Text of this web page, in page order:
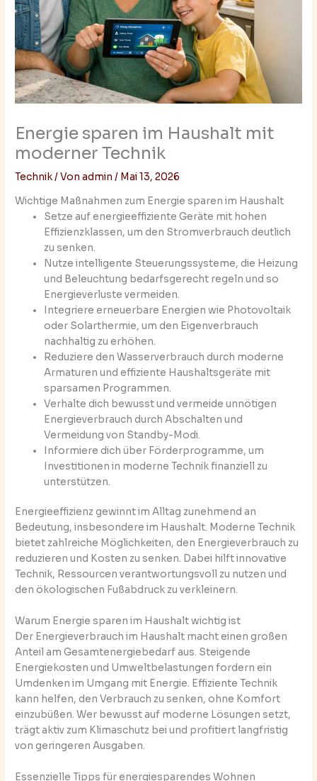
Energie sparen im Haushalt mit
moderner Technik
Technik/ Vonadmin/ Mai 13, 2026
Wichtige Maßnahmen zum Energie sparen im Haushalt
Setze auf energieeffiziente Geräte mit hohen
Effizienzklassen, um den Stromverbrauch deutlich
zu senken.
Nutze intelligente Steuerungssysteme, die Heizung
und Beleuchtung bedarfsgerecht regeln und so
Energieverluste vermeiden.
Integriere erneuerbare Energien wie Photovoltaik
oder Solarthermie, um den Eigenverbrauch
nachhaltig zu erhöhen.
Reduziere den Wasserverbrauch durch moderne
Armaturen und effiziente Haushaltsgeräte mit
sparsamen Programmen.
Verhalte dich bewusst und vermeide unnötigen
Energieverbrauch durch Abschalten und
Vermeidung von Standby-Modi.
Informiere dich über Förderprogramme, um
Investitionen in moderne Technik finanziell zu
unterstützen.
Energieeffizienz gewinnt im Alltag zunehmend an
Bedeutung, insbesondere im Haushalt. Moderne Technik
bietet zahlreiche Möglichkeiten, den Energieverbrauch zu
reduzieren und Kosten zu senken. Dabei hilft innovative
Technik, Ressourcen verantwortungsvoll zu nutzen und
den ökologischen Fußabdruck zu verkleinern.
Warum Energie sparen im Haushalt wichtig ist
Der Energieverbrauch im Haushalt macht einen großen
Anteil am Gesamtenergiebedarf aus. Steigende
Energiekosten und Umweltbelastungen fordern ein
Umdenken im Umgang mit Energie. Effiziente Technik
kann helfen, den Verbrauch zu senken, ohne Komfort
einzubüßen. Wer bewusst auf moderne Lösungen setzt,
trägt aktiv zum Klimaschutz bei und profitiert langfristig
von geringeren Ausgaben.
Essenzielle Tipps für energiesparendes Wohnen